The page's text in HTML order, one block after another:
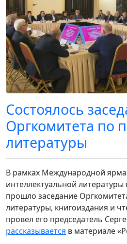
Состоялось
Оргкомитета по
литературы
В рамках Международной
интеллектуальной
прошло заседание
литературы, книгоиздания и
провел его председатель
рассказывается в материале